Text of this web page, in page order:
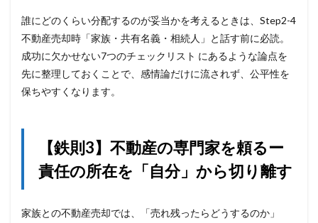
誰にどのくらい分配するのが妥当かを考えるときは、Step2-4
不動産売却時「家族・共有名義・相続人」と話す前に必読。
成功に欠かせない7つのチェックリスト にあるような論点を
先に整理しておくことで、感情論だけに流されず、公平性を
保ちやすくなります。
【鉄則3】不動産の専門家を頼るー
責任の所在を「自分」から切り離す
家族との不動産売却では、「売れ残ったらどうするのか」